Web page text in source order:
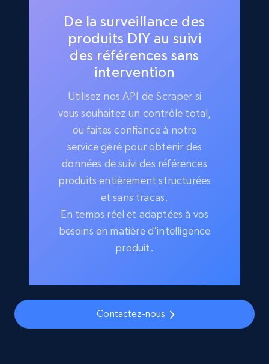
De la surveillance des
produits DIY au suivi
des références sans
intervention
Utilisez nos API de Scraper si
vous souhaitez un contrôle total,
ou faites confiance à notre
service géré pour obtenir des
données de suivi des références
produits entièrement structurées
et sans tracas.
En temps réel et adaptées à vos
besoins en matière d’intelligence
produit.
Contactez-nous